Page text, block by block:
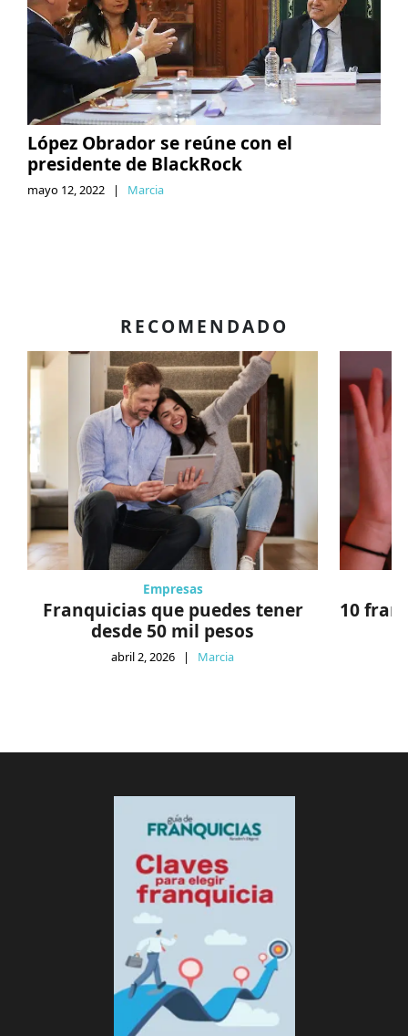
López Obrador se reúne con el
presidente de BlackRock
mayo 12, 2022 | Marcia
RECOMENDADO
Empresas
Franquicias que puedes tener
desde 50 mil pesos
abril 2, 2026 | Marcia
10